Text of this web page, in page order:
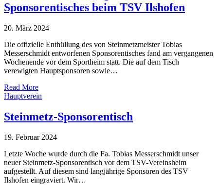
Sponsorentisches beim TSV Ilshofen
20. März 2024
Die offizielle Enthüllung des von Steinmetzmeister Tobias
Messerschmidt entworfenen Sponsorentisches fand am vergangenen
Wochenende vor dem Sportheim statt. Die auf dem Tisch
verewigten Hauptsponsoren sowie…
Read More
Hauptverein
Steinmetz-Sponsorentisch
19. Februar 2024
Letzte Woche wurde durch die Fa. Tobias Messerschmidt unser
neuer Steinmetz-Sponsorentisch vor dem TSV-Vereinsheim
aufgestellt. Auf diesem sind langjährige Sponsoren des TSV
Ilshofen eingraviert. Wir…